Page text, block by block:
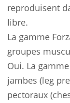
reproduisent
libre.
La gamme
groupes
Oui. La
jambes (leg
pectoraux